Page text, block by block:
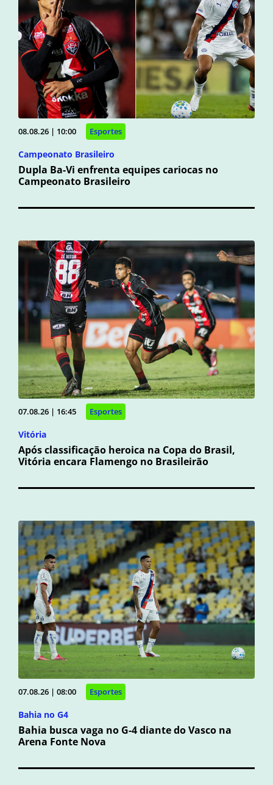
08.08.26 | 10:00 Esportes
Campeonato Brasileiro
Dupla Ba-Vi enfrenta equipes cariocas no
Campeonato Brasileiro
07.08.26 | 16:45 Esportes
Vitória
Após classificação heroica na Copa do Brasil,
Vitória encara Flamengo no Brasileirão
07.08.26 | 08:00 Esportes
Bahia no G4
Bahia busca vaga no G-4 diante do Vasco na
Arena Fonte Nova